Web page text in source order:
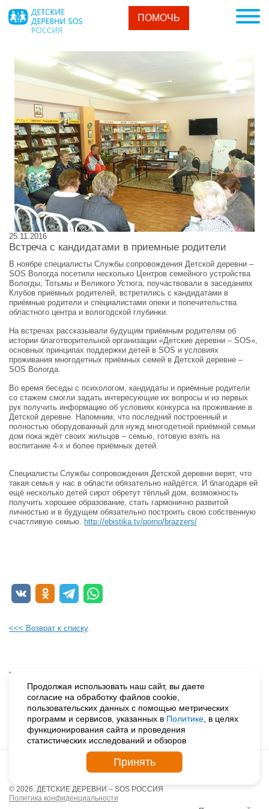
ПОМОЧЬ
25.11.2016
Встреча с кандидатами в приемные родители
В ноябре специалисты Службы сопровождения Детской деревни –
SOS Вологда посетили несколько Центров семейного устройства
Вологды, Тотьмы и Великого Устюга, поучаствовали в заседаниях
Клубов приёмных родителей, встретились с кандидатами в
приёмные родители и специалистами опеки и попечительства
областного центра и вологодской глубинки.
На встречах рассказывали будущим приёмным родителям об
истории благотворительной организации «Детские деревни – SOS»,
основных принципах поддержки детей в SOS и условиях
проживания многодетных приёмных семей в Детской деревне –
SOS Вологда.
Во время беседы с психологом, кандидаты и приёмные родители
со стажем смогли задать интересующие их вопросы и из первых
рук получить информацию об условиях конкурса на проживание в
Детской деревне. Напомним, что последний построенный и
полностью оборудованный для нужд многодетной приёмной семьи
дом пока ждёт своих жильцов – семью, готовую взять на
воспитание 4-х и более приёмных детей.
Специалисты Службы сопровождения Детской деревни верят, что
такая семья у нас в области обязательно найдётся. И благодаря ей
ещё несколько детей сирот обретут тёплый дом, возможность
получить хорошее образование, стать гармонично развитой
личностью и в будущем обязательно построить свою собственную
счастливую семью. http://ebistika.tv/porno/brazzers/
<<< Возврат к списку
Будьте в курсе наших событий, подпишитесь на новости и акции
Нажимая на кнопку «Подписаться», вы даете согласие на
обработку персональных данных.
© 2026. ДЕТСКИЕ ДЕРЕВНИ – SOS РОССИЯ
Политика конфиденциальности
Продолжая использовать наш сайт, вы даете
согласие на обработку файлов cookie,
пользовательских данных с помощью метрических
программ и сервисов, указанных в Политике, в целях
функционирования сайта и проведения
статистических исследований и обзоров
Принять